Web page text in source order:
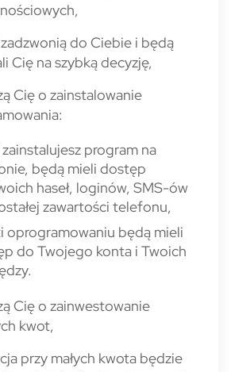
do Ciebie i będą
Cię na szybką decyzję,
Cię o zainstalowanie
program na
będą mieli dostęp
haseł, loginów, SMS-ów
zawartości telefonu,
oprogramowaniu będą mieli
do Twojego konta i Twoich
Cię o zainwestowanie
kwot,
przy małych kwota będzie